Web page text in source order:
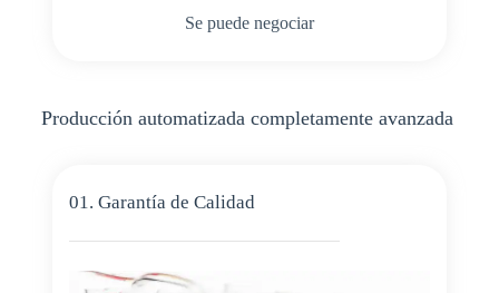
Se puede negociar
Producción automatizada completamente avanzada
01. Garantía de Calidad